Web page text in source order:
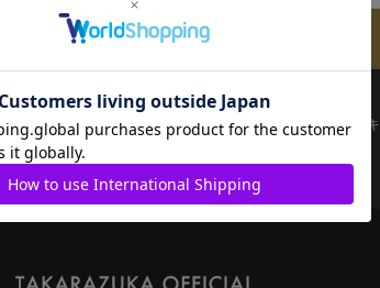
メールマガジンのご案内
お支払い方法 決済について
宝塚歌劇共通ID新規会員登録